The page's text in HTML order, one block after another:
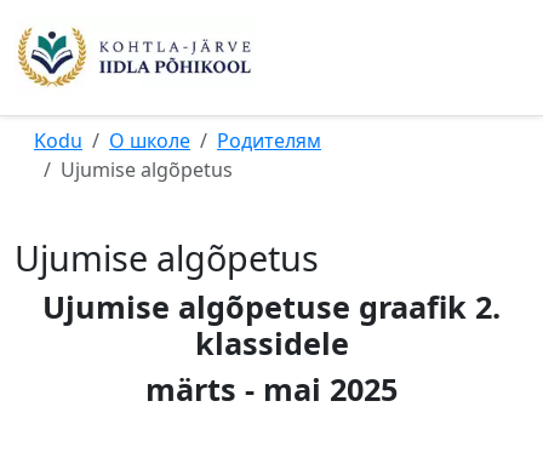
Kodu О школе
Родителям
Ujumise algõpetus
Ujumise algõpetus
Ujumise algõpetuse graafik 2.
klassidele
märts - mai 2025